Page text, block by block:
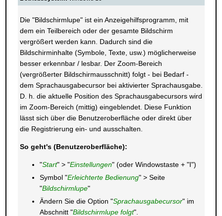
Die "Bildschirmlupe" ist ein Anzeigehilfsprogramm, mit
dem ein Teilbereich oder der gesamte Bildschirm
vergrößert werden kann. Dadurch sind die
Bildschirminhalte (Symbole, Texte, usw.) möglicherweise
besser erkennbar / lesbar. Der Zoom-Bereich
(vergrößerter Bildschirmausschnitt) folgt - bei Bedarf -
dem Sprachausgabecursor bei aktivierter Sprachausgabe.
D. h. die aktuelle Position des Sprachausgabecursors wird
im Zoom-Bereich (mittig) eingeblendet. Diese Funktion
lässt sich über die Benutzeroberfläche oder direkt über
die Registrierung ein- und ausschalten.
So geht's (Benutzeroberfläche):
"Start" > "Einstellungen" (oder Windowstaste + "I")
Symbol "Erleichterte Bedienung" > Seite
"Bildschirmlupe"
Ändern Sie die Option "Sprachausgabecursor" im
Abschnitt "Bildschirmlupe folgt".